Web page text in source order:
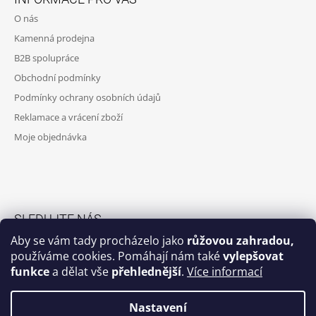
Aby se vám tady procházelo jako růžovou zahradou,
používáme cookies. Pomáhají nám takévylepšovat
funkcea dělat vše přehlednější. Více informací
Nastavení
O nás
Kamenná prodejna
B2B spolupráce
Obchodní podmínky
Podmínky ochrany osobních údajů
Reklamace a vrácení zboží
Moje objednávka
SLEDUJTE NÁS
Facebook skupina
Facebook
Instagram